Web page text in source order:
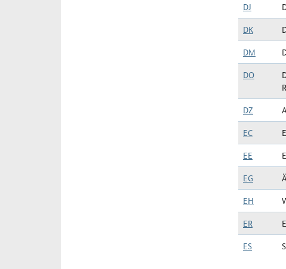
DJ
DK
DM
DO
DZ
EC
EE
EG
EH
ER
ES